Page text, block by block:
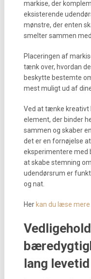
markise, der
eksisterende
mønstre, der enten
smelter sammen
Placeringen af
tænk over, hvordan
beskytte bestemte
mest muligt ud af
Ved at tænke kreativt
element, der binder
sammen og skaber
det er en fornøjelse
eksperimentere med
at skabe stemning
udendørsrum er
og nat.
Her kan du læse
lang levetid